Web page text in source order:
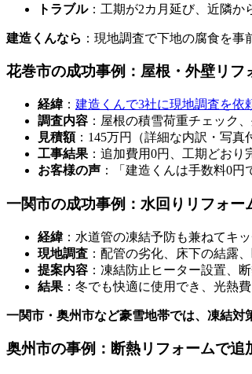
トラブル：工期が2カ月延び、近隣か
建造くんなら ：現地調査で下地の腐食を事
花巻市の成功事例：屋根・外壁リフ
経緯： 建造くんで3社に現地調査を依
調査内容 ：屋根の積雪荷重チェック
見積額：145万円（詳細な内訳・写真
工事結果 ：追加費用0円、工期どおり
お客様の声 ：「建造くんは手数料0
一関市の成功事例：水回りリフォー
経緯：水道管の凍結予防も兼ねてキ
現地調査 ：配管の劣化、床下の結露
提案内容 ：凍結防止ヒーター設置、
結果 ：冬でも快適に使用でき、光熱
一関市・奥州市など豪雪地帯では、凍結対
奥州市の事例：断熱リフォームで追